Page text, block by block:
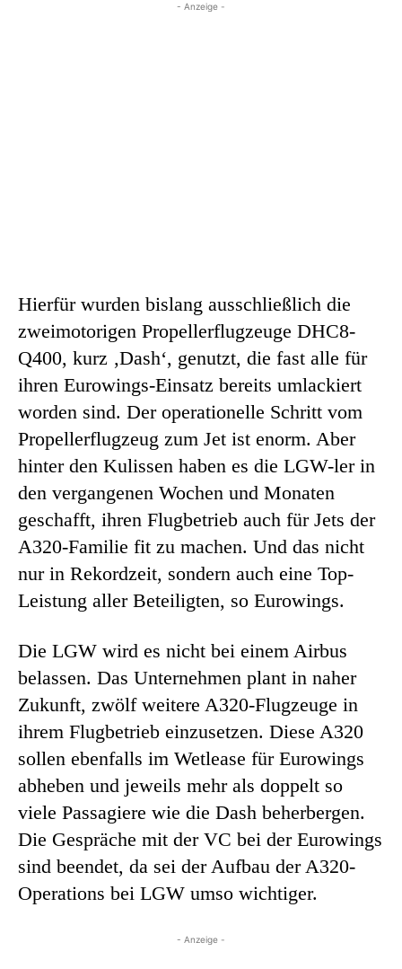
- Anzeige -
Hierfür wurden bislang ausschließlich die
zweimotorigen Propellerflugzeuge DHC8-
Q400, kurz ‚Dash‘, genutzt, die fast alle für
ihren Eurowings-Einsatz bereits umlackiert
worden sind. Der operationelle Schritt vom
Propellerflugzeug zum Jet ist enorm. Aber
hinter den Kulissen haben es die LGW-ler in
den vergangenen Wochen und Monaten
geschafft, ihren Flugbetrieb auch für Jets der
A320-Familie fit zu machen. Und das nicht
nur in Rekordzeit, sondern auch eine Top-
Leistung aller Beteiligten, so Eurowings.
Die LGW wird es nicht bei einem Airbus
belassen. Das Unternehmen plant in naher
Zukunft, zwölf weitere A320-Flugzeuge in
ihrem Flugbetrieb einzusetzen. Diese A320
sollen ebenfalls im Wetlease für Eurowings
abheben und jeweils mehr als doppelt so
viele Passagiere wie die Dash beherbergen.
Die Gespräche mit der VC bei der Eurowings
sind beendet, da sei der Aufbau der A320-
Operations bei LGW umso wichtiger.
- Anzeige -